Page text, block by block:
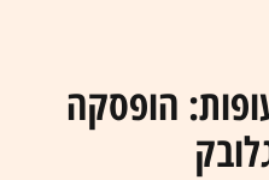
הופסקה